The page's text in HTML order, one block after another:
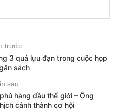
trước
3 quả lựu đạn trong cuộc họp
sách
sau
hàng đầu thế giới – Ông
cảnh thành cơ hội